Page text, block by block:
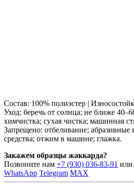
Состав: 100% полиэстер |
Уход: беречь от солнца; не ближе
химчистка; сухая чистка; машинная
Запрещено: отбеливание;
средства; отжим в машине; глажка.
Закажем образцы жаккарда?
Позвоните нам +7 (930) 036-83-91 или
WhatsApp Telegram MAX